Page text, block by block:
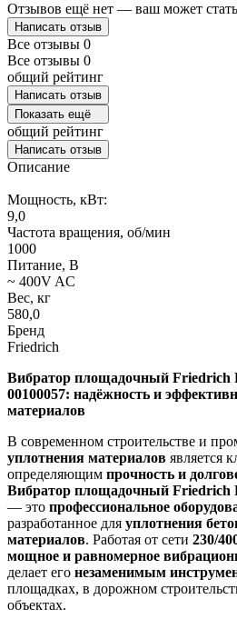
Отзывов ещё нет — ваш может
Написать отзыв
Все отзывы 0
Все отзывы 0
общий рейтинг
Написать отзыв
Показать ещё
общий рейтинг
Написать отзыв
Описание
Мощность, кВт:
9,0
Частота вращения, об/мин
1000
Питание, В
~ 400V AC
Вес, кг
580,0
Бренд
Friedrich
Вибратор площадочный Friedrich
00100057: надёжность и
материалов
В современном строительстве и
уплотнения материалов является
определяющим прочность и
Вибратор площадочный Friedrich
— это профессиональное
разработанное для уплотнения
материалов. Работая от сети 230/
мощное и равномерное
делает его незаменимым
площадках, в дорожном
объектах.